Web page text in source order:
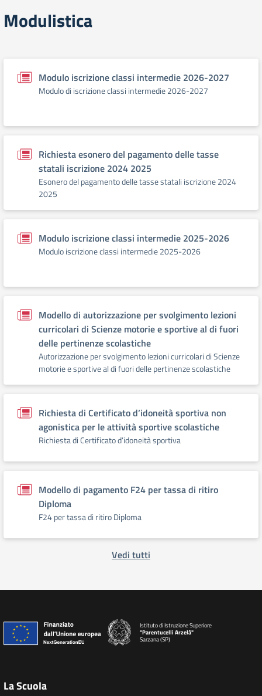
Modulistica
Modulo iscrizione classi intermedie 2026-2027
Modulo di iscrizione classi intermedie 2026-2027
Richiesta esonero del pagamento delle tasse
statali iscrizione 2024 2025
Esonero del pagamento delle tasse statali iscrizione 2024
2025
Modulo iscrizione classi intermedie 2025-2026
Modulo iscrizione classi intermedie 2025-2026
Modello di autorizzazione per svolgimento lezioni
curricolari di Scienze motorie e sportive al di fuori
delle pertinenze scolastiche
Autorizzazione per svolgimento lezioni curricolari di Scienze
motorie e sportive al di fuori delle pertinenze scolastiche
Richiesta di Certificato d’idoneità sportiva non
agonistica per le attività sportive scolastiche
Richiesta di Certificato d’idoneità sportiva
Modello di pagamento F24 per tassa di ritiro
Diploma
F24 per tassa di ritiro Diploma
Vedi tutti
Istituto di Istruzione Superiore
"Parentucelli Arzelà"
Sarzana (SP)
La Scuola